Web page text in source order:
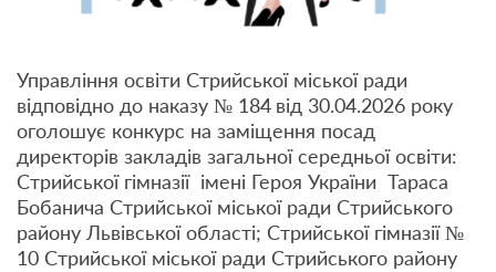
Управління освіти Стрийської міської ради
відповідно до наказу № 184 від 30.04.2026 року
оголошує конкурс на заміщення посад
директорів закладів загальної середньої освіти:
Стрийської гімназії імені Героя України Тараса
Бобанича Стрийської міської ради Стрийського
району Львівської області; Стрийської гімназії №
10 Стрийської міської ради Стрийського району